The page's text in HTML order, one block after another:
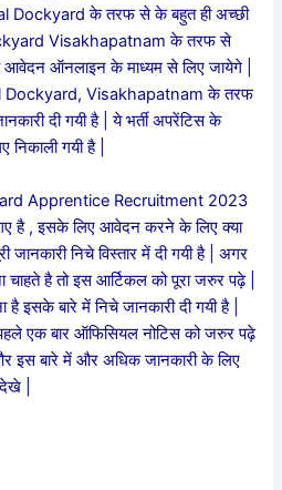
Dockyard के तरफ से के बहुत ही अच्छी
Visakhapatnam के तरफ से
आवेदन ऑनलाइन के माध्यम से लिए जायेगे |
Dockyard, Visakhapatnam के तरफ
दी गयी है | ये भर्ती अपरेंटिस के
गयी है |
Apprentice Recruitment 2023
है , इसके लिए आवेदन करने के लिए क्या
जानकारी निचे विस्तार में दी गयी है | अगर
है तो इस आर्टिकल को पूरा जरुर पढ़े |
बारे में निचे जानकारी दी गयी है |
एक बार ऑफिसियल नोटिस को जरुर पढ़े
इस बारे में और अधिक जानकारी के लिए
|